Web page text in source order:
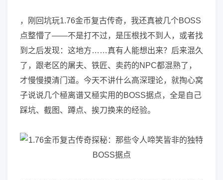
，刚回坑玩1.76金币复古传奇，我还真被几个BOSS
点整懵了——不是打不过，是压根找不到人，或者找
到之后发现：这地方……真有人能想出来？后来混久
了，跟老区的屠夫、铁匠、卖药的NPC都混熟了，
才慢慢摸清门道。今天不讲什么高深理论，就掏心窝
子说说几个極离谱又極实用的BOSS据点，全是自己
踩坑、截图、蹲点、挨刀换来的经验。